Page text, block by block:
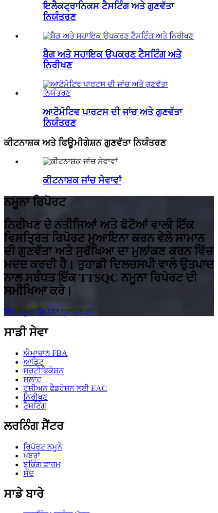
ਇਲੈਕਟ੍ਰਾਨਿਕਸ ਟੈਸਟਿੰਗ ਅਤੇ ਗੁਣਵੱਤਾ
ਨਿਯੰਤਰਣ
ਬੈਗ ਅਤੇ ਸਹਾਇਕ ਉਪਕਰਣ ਟੈਸਟਿੰਗ ਅਤੇ
ਨਿਰੀਖਣ
ਆਟੋਮੋਟਿਵ ਪਾਰਟਸ ਦੀ ਜਾਂਚ ਅਤੇ ਗੁਣਵੱਤਾ
ਨਿਯੰਤਰਣ
ਕੀਟਨਾਸ਼ਕ ਅਤੇ ਫਿਊਮੀਗੇਸ਼ਨ ਗੁਣਵੱਤਾ ਨਿਯੰਤਰਣ
ਕੀਟਨਾਸ਼ਕ ਜਾਂਚ ਸੇਵਾਵਾਂ
ਨਮੂਨਾ ਰਿਪੋਰਟ
ਨਿਰੀਖਣ ਦੇ ਨਤੀਜਿਆਂ ਅਤੇ ਫੋਟੋਆਂ ਵਾਲੀ ਇੱਕ
ਵਿਸਤ੍ਰਿਤ ਰਿਪੋਰਟ ਮੁਆਇਨਾ ਕਰਨ ਵੇਲੇ ਸਾਮਾਨ
ਦੀ ਗੁਣਵੱਤਾ ਅਤੇ ਸੁਰੱਖਿਆ ਦਾ ਮੁਲਾਂਕਣ ਕਰਨ ਵਿੱਚ
ਮਦਦ ਕਰਦੀ ਹੈ। ਤੁਹਾਡੀ ਦਿਲਚਸਪੀ ਵਾਲੇ ਉਤਪਾਦ
ਨਾਲ ਸਬੰਧਤ ਇੱਕ TTSQC ਨਮੂਨਾ ਰਿਪੋਰਟ ਦੀ
ਸਮੀਖਿਆ ਕਰੋ।
ਇੱਕ ਨਮੂਨਾ ਰਿਪੋਰਟ ਪ੍ਰਾਪਤ ਕਰੋ
ਸਾਡੀ ਸੇਵਾ
ਐਮਾਜ਼ਾਨ FBA
ਆਡਿਟ
ਸਰਟੀਫਿਕੇਸ਼ਨ
ਸਲਾਹ
ਰਸ਼ੀਅਨ ਫੈਡਰੇਸ਼ਨ ਲਈ EAC
ਨਿਰੀਖਣ
ਟੈਸਟਿੰਗ
ਲਰਨਿੰਗ ਸੈਂਟਰ
ਰਿਪੋਰਟ ਨਮੂਨੇ
ਖ਼ਬਰਾਂ
ਬੁਕਿੰਗ ਫਾਰਮ
ਸੰਦ
ਸਾਡੇ ਬਾਰੇ